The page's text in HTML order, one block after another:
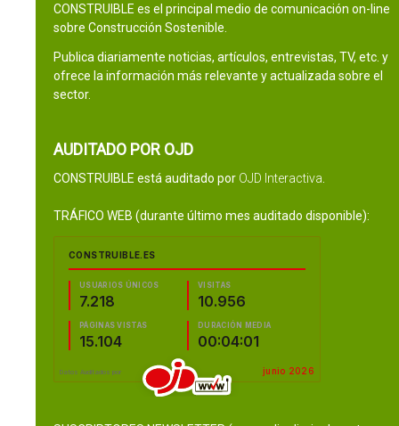
CONSTRUIBLE es el principal medio de comunicación on-line
sobre Construcción Sostenible.
Publica diariamente noticias, artículos, entrevistas, TV, etc. y
ofrece la información más relevante y actualizada sobre el
sector.
AUDITADO POR OJD
CONSTRUIBLE está auditado por OJD Interactiva
TRÁFICO WEB (durante último mes auditado disponible):